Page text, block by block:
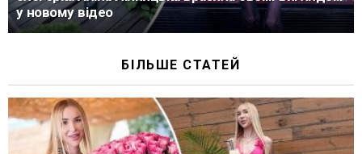
у новому відео
БІЛЬШЕ СТАТЕЙ